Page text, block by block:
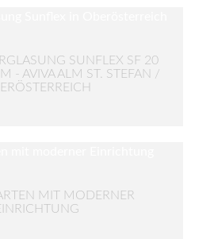
SUNFLEX SF 20
- AVIVA ALM ST. STEFAN /
MIT MODERNER